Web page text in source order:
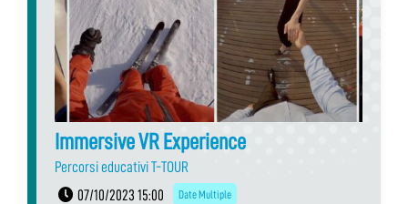
Immersive VR Experience
Percorsi educativi T-TOUR
07/10/2023 15:00
Date Multiple